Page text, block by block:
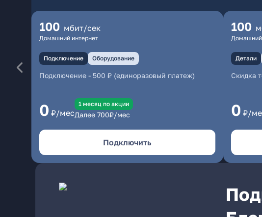
100 мбит/сек
Домашний интернет
Подключение Оборудование
Подключение - 500 ₽ (единоразовый платеж)
0 ₽/мес
1 месяц по акции
Далее 700₽/мес
Подключить
100
Домашний
Детали
Скидка
0 ₽/